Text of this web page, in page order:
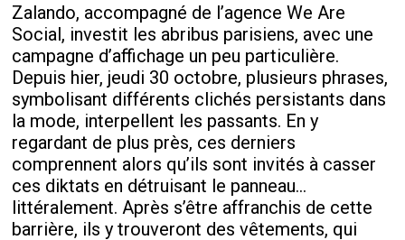
Zalando, accompagné de l’agence We Are
Social, investit les abribus parisiens, avec une
campagne d’affichage un peu particulière.
Depuis hier, jeudi 30 octobre, plusieurs phrases,
symbolisant différents clichés persistants dans
la mode, interpellent les passants. En y
regardant de plus près, ces derniers
comprennent alors qu’ils sont invités à casser
ces diktats en détruisant le panneau…
littéralement. Après s’être affranchis de cette
barrière, ils y trouveront des vêtements, qui